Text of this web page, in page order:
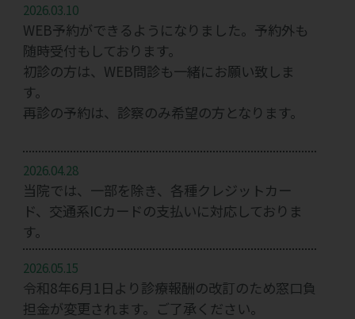
2026.03.10
WEB予約ができるようになりました。予約外も
随時受付もしております。
初診の方は、WEB問診も一緒にお願い致しま
す。
再診の予約は、診察のみ希望の方となります。
2026.04.28
当院では、一部を除き、各種クレジットカー
ド、交通系ICカードの支払いに対応しておりま
す。
2026.05.15
令和8年6月1日より診療報酬の改訂のため窓口負
担金が変更されます。ご了承ください。